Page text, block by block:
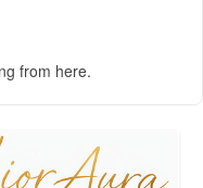
from here.